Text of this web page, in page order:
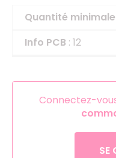
Quantité
Info PCB : 12
Connectez-
SE